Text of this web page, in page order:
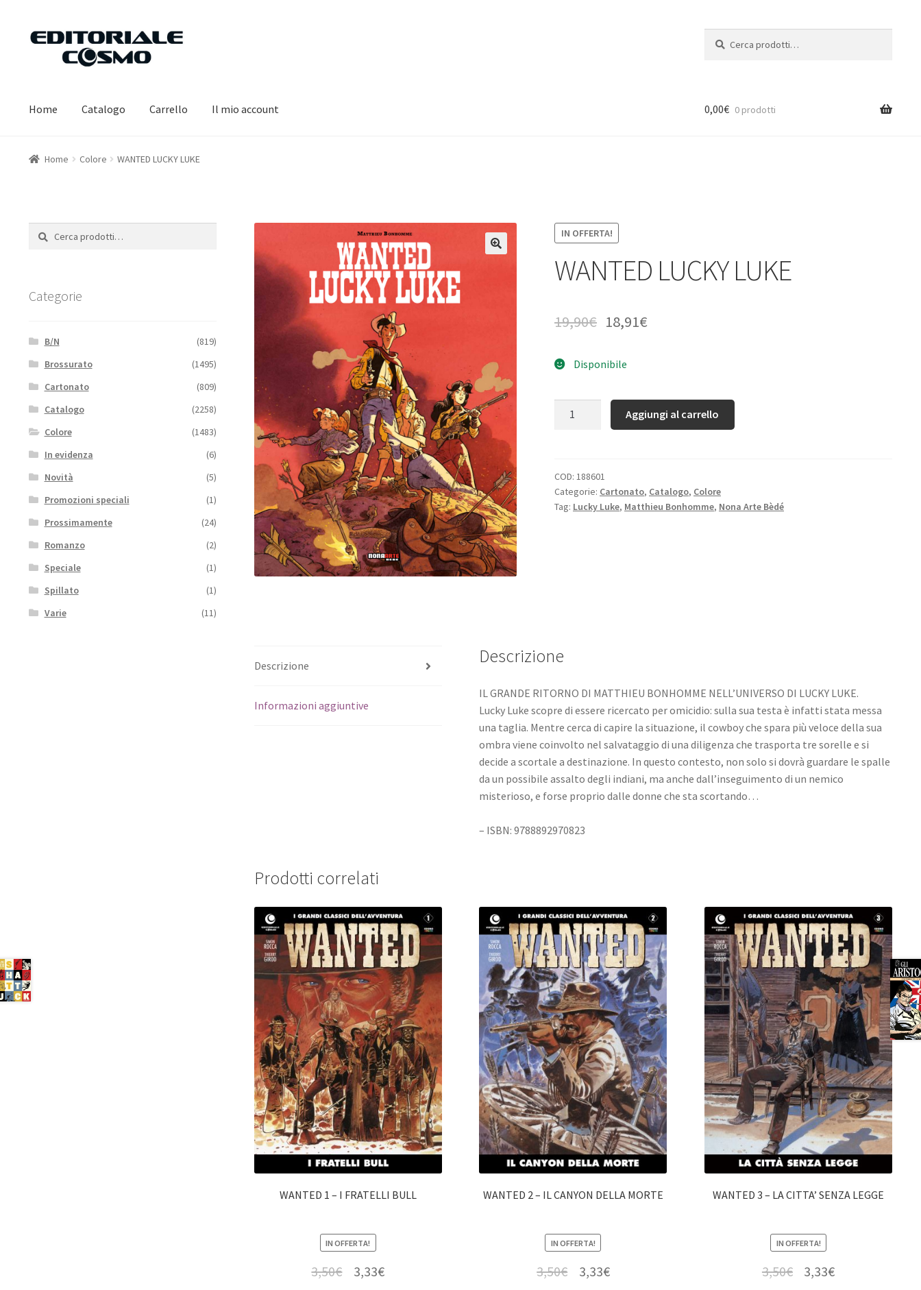
Vai
navigazione
Vai
Home Catalogo Carrello Il mio account 0,00€ 0 prodotti
Home Colore WANTED LUCKY LUKE
IN OFFERTA!
WANTED LUCKY LUKE
19,90€ 18,91€
Disponibile
Aggiungi al carrello
COD: 188601
Categorie: Cartonato, Catalogo, Colore
Tag: Lucky Luke, Matthieu Bonhomme, Nona Arte Bèdé
Descrizione
Informazioni aggiuntive
Descrizione
IL GRANDE RITORNO DI MATTHIEU BONHOMME NELL’UNIVERSO DI LUCKY LUKE.
Lucky Luke scopre di essere ricercato per omicidio: sulla sua testa è infatti stata messa
una taglia. Mentre cerca di capire la situazione, il cowboy che spara più veloce della sua
ombra viene coinvolto nel salvataggio di una diligenza che trasporta tre sorelle e si
decide a scortale a destinazione. In questo contesto, non solo si dovrà guardare le spalle
da un possibile assalto degli indiani, ma anche dall’inseguimento di un nemico
misterioso, e forse proprio dalle donne che sta scortando…
– ISBN: 9788892970823
Prodotti correlati
WANTED 1 – I FRATELLI BULL
IN OFFERTA!
3,50€ 3,33€
WANTED 2 – IL CANYON DELLA MORTE
IN OFFERTA!
3,50€ 3,33€
WANTED 3 – LA CITTA’ SENZA LEGGE
IN OFFERTA!
3,50€ 3,33€
Cerca:
Cerca
Categorie
B/N
(819)
Brossurato
(1495)
Cartonato
(809)
Catalogo
(2258)
Colore
(1483)
In evidenza
(6)
Novità
(5)
Promozioni speciali
(1)
Prossimamente
(24)
Romanzo
(2)
Speciale
(1)
Spillato
(1)
Varie
(11)